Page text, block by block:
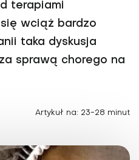
terapiami
wciąż bardzo
taka dyskusja
sprawą chorego na
Artykuł na: 23-28 minut